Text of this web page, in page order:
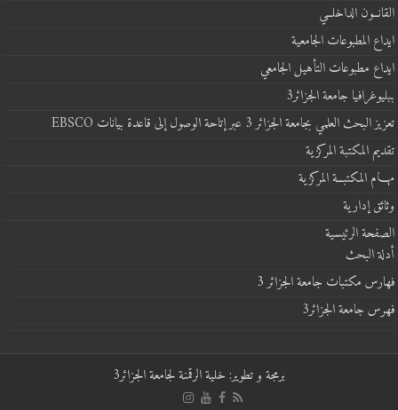
القانــون الداخلــي
ايداع المطبوعات الجامعية
ايداع مطبوعات التأهيل الجامعي
ببليوغرافيا جامعة الجزائر3
تعزيز البحث العلمي بجامعة الجزائر 3 عبر إتاحة الوصول إلى قاعدة بيانات EBSCO
تقديم المكتبة المركزية
مهـــام المكتبــة المركزية
وثائق إدارية
الصفحة الرئيسية
أدلة البحث
فهارس مكتبات جامعة الجزائر 3
فهرس جامعة الجزائر3
برمجة و تطوير: خلية الرقمنة لجامعة الجزائر3